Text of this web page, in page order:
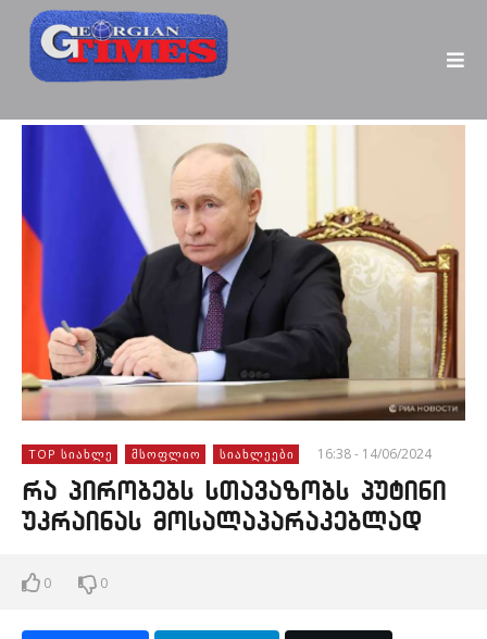
TOP ᲡᲘᲐᲮᲚᲔ ᲛᲡᲝᲤᲚᲘᲝ ᲡᲘᲐᲮᲚᲔᲔᲑᲘ 16:38 - 14/06/2024
რა პირობებს სთავაზობს პუტინი
უკრაინას მოსალაპარაკებლად
0 0